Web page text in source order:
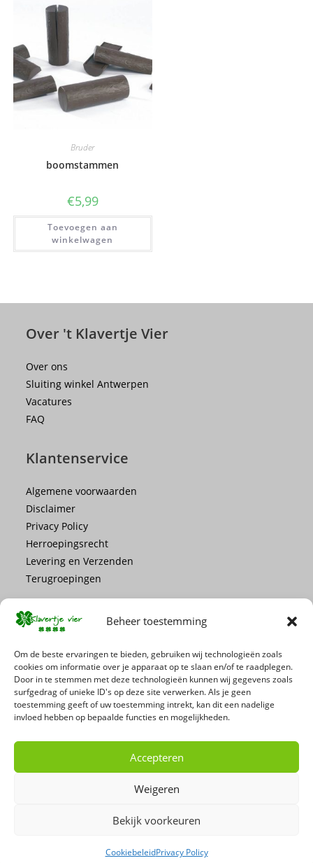
Beheer toestemming
Om de beste ervaringen te bieden, gebruiken wij technologieën zoals
cookies om informatie over je apparaat op te slaan en/of te raadplegen.
Door in te stemmen met deze technologieën kunnen wij gegevens zoals
surfgedrag of unieke ID's op deze site verwerken. Als je geen
toestemming geeft of uw toestemming intrekt, kan dit een nadelige
invloed hebben op bepaalde functies en mogelijkheden.
Accepteren
Weigeren
Bekijk voorkeuren
CookiebeleidPrivacy Policy
Bruder
boomstammen
€5,99
Toevoegen aan
winkelwagen
Over 't Klavertje Vier
Over ons
Sluiting winkel Antwerpen
Vacatures
FAQ
Klantenservice
Algemene voorwaarden
Disclaimer
Privacy Policy
Herroepingsrecht
Levering en Verzenden
Terugroepingen
Mis geen enkele actie of promotie!
Schrijf je in voor onze nieuwsbrief
Copyright 2026 - 't Klavertje Vier